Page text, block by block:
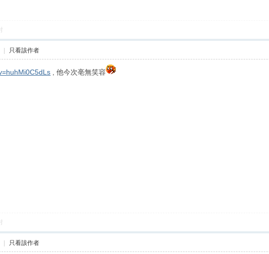
只看該作者
, 他今次亳無笑容
只看該作者